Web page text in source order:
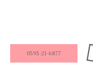
0595-21-6877